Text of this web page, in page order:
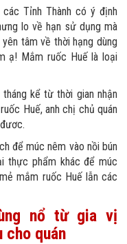
Tỉnh Thành có ý định
lo về hạn sử dụng mà
tâm về thời hạng dùng
ạ! Mắm ruốc Huế là loại
kể từ thời gian nhận
Huế, anh chị chủ quán
để múc nêm vào nồi bún
thực phẩm khác để múc
mắm ruốc Huế lẫn các
nổ từ gia vị
cho quán